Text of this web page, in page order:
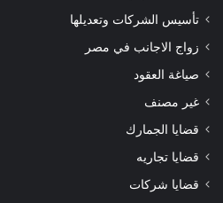
تأسيس الشركات وتعديلها
زواج الاجانب في مصر
صياغة العقود
غير مصنف
قضايا الجمارك
قضايا تجاريه
قضايا شركات